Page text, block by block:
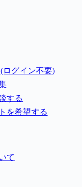
ログイン不要)
する
を希望する
て